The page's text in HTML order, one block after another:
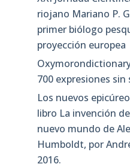
riojano Mariano P.
primer biólogo
proyección europea
700 expresiones
Los nuevos
libro La invención
nuevo mundo de
Humboldt, por
2016.